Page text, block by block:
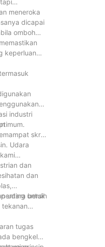
meneroka
dicapai
omboh
keperluan
industri
skru
Udara
dan
dan
untuk
udara bersih
tugas
bengkel